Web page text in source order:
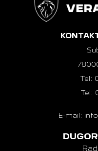
Tel:
Tel:
E-mail: